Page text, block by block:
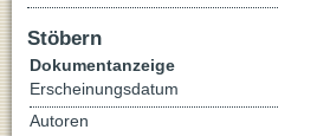
Stöbern
Dokumentanzeige
Erscheinungsdatum
Autoren